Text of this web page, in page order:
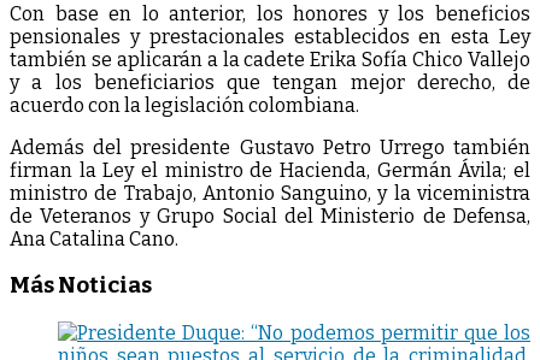
Con base en lo anterior, los honores y los beneficios
pensionales y prestacionales establecidos en esta Ley
también se aplicarán a la cadete Erika Sofía Chico Vallejo
y a los beneficiarios que tengan mejor derecho, de
acuerdo con la legislación colombiana.
Además del presidente Gustavo Petro Urrego también
firman la Ley el ministro de Hacienda, Germán Ávila; el
ministro de Trabajo, Antonio Sanguino, y la viceministra
de Veteranos y Grupo Social del Ministerio de Defensa,
Ana Catalina Cano.
Más Noticias